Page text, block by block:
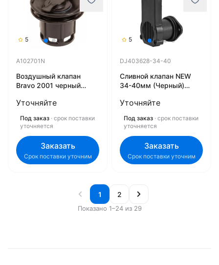
5
A102701N
Воздушный клапан
Bravo 2001 черный
Уточняйте
Под заказ · срок поставки
уточняется
Заказать
Срок поставки уточним
5
DJ403628-34-40
Сливной клапан NEW
34-40мм (Черный)
Уточняйте
Под заказ · срок поставки
уточняется
Заказать
Срок поставки уточним
1 2
Показано 1–24 из 29